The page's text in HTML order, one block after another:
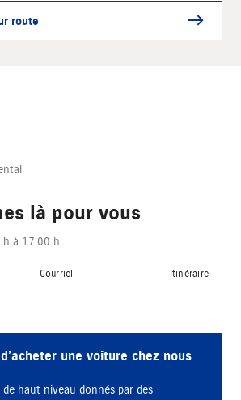
route
là pour vous
à 17:00 h
Courriel Itinéraire
une voiture chez nous
de haut niveau donnés par des